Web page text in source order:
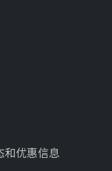
和优惠信息